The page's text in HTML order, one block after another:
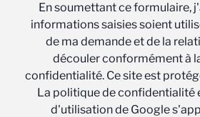
En soumettant ce formulaire,
informations saisies soient
de ma demande et de la
découler conformément à
confidentialité. Ce site est
La politique de confidentialité
d'utilisation de Google